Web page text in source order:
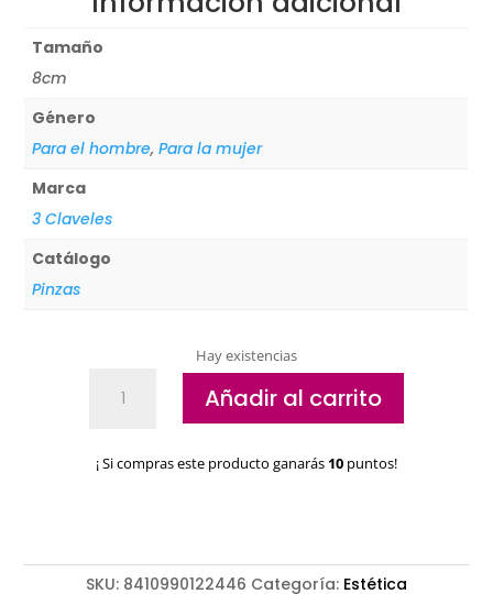
Tamaño
8cm
Género
Para el hombre,Para la mujer
Marca
3 Claveles
Catálogo
Pinzas
Hay existencias
depilar
Añadir al carrito
¡ Si compras este producto ganarás 10 puntos!
SKU: 8410990122446 Categoría: Estética